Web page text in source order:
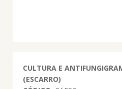
CULTURA E
(ESCARRO)